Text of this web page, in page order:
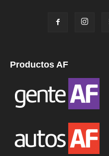
Productos AF